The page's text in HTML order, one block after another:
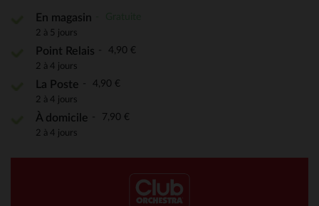
En magasin
2 à 5 jours
Point Relais 4,90 €
2 à 4 jours
La Poste 4,90 €
2 à 4 jours
À domicile 7,90 €
2 à 4 jours